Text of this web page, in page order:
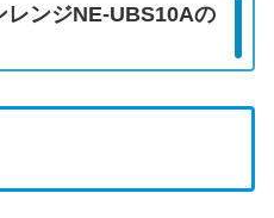
レンジNE-UBS10Aの